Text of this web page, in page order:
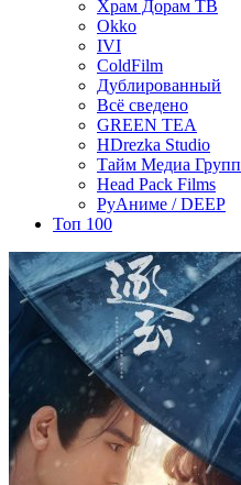
Храм Дорам ТВ
Okko
IVI
ColdFilm
Дублированный
Всё сведено
GREEN TEA
HDrezka Studio
Тайм Медиа Групп
Head Pack Films
РуАниме / DEEP
Топ 100